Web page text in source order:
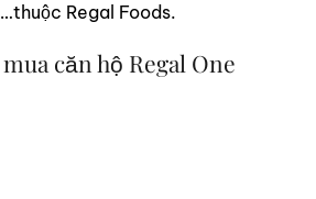
Regal Foods.
căn hộ Regal One